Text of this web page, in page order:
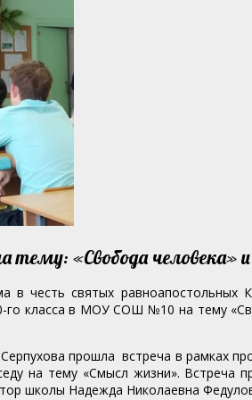
тему: «Свобода
в честь святых
го класса в МОУ СОШ №10 на тему
прошла встреча в рамках
на тему «Смысл жизни».
школы Надежда Николаевна